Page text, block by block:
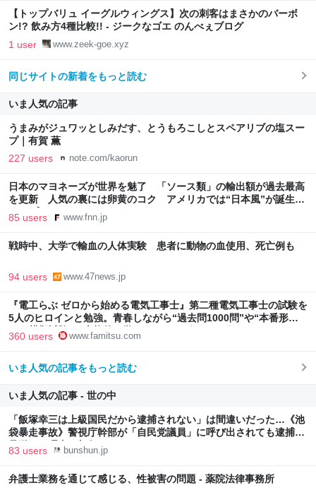
【トップバリュ イーグルウィングス】次の刺客はまさかのバーボ
ン!? 飲み方4種比較!! - ジークなゴエ のんべぇブログ
1 user www.zeek-goe.xyz
同じサイトの新着をもっと読む
いま人気の記事
うまみがジュワッとしみだす、とうもろこしとスペアリブの塩スー
プ｜有賀 薫
227 users note.com/kaorun
日本のマヨネーズが世界を魅了 「ソース類」の輸出額が過去最高
を更新 人気の裏には卵黄のコク アメリカでは“日本風”が誕生｜
FNNプライムオンライン
85 users www.fnn.jp
戦時中、大学で輸血の人体実験 患者に動物の血使用、死亡例も
94 users www.47news.jp
『電工らぶ ゼロから始める電気工事士』第二種電気工事士の試験を
5人のヒロインと勉強。青春しながら“過去問1000問”や“本番形式
CBT模擬試験”で本格的に学べるノベルゲーム | ゲーム・エンタメ
360 users www.famitsu.com
いま人気の記事をもっと読む
いま人気の記事 - 世の中
「飯塚幸三は上級国民だから逮捕されない」は間違いだった…《池
袋暴走事故》警視庁幹部が「自民党議員」に呼び出されても逮捕を
見送った理由 | 文春オンライン
83 users bunshun.jp
弁護士業務を通じて感じる、性被害の問題 - 薬院法律事務所